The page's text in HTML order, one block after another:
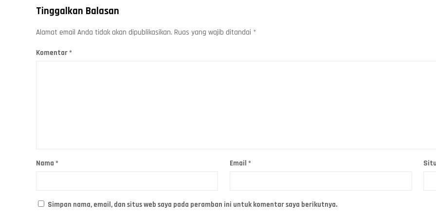
Tinggalkan Balasan
Alamat email Anda tidak akan dipublikasikan. Ruas yang wajib ditandai *
Komentar*
Nama* Email*
Simpan nama, email, dan situs web saya pada peramban ini untuk komentar saya berikutnya.